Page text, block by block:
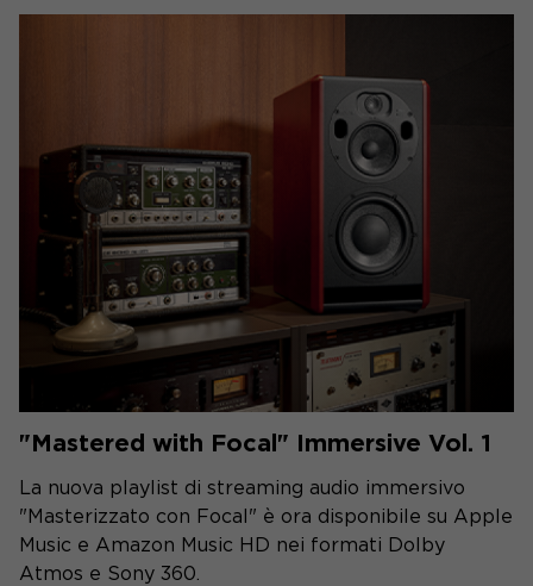
"Mastered with Focal" Immersive Vol. 1
La nuova playlist di streaming audio immersivo
"Masterizzato con Focal" è ora disponibile su Apple
Music e Amazon Music HD nei formati Dolby
Atmos e Sony 360.